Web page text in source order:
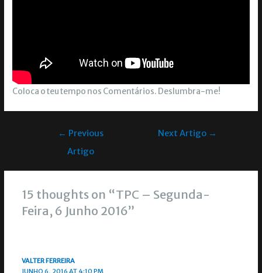
Coloca o teu tempo nos Comentários. Deslumbra-me!
← Previous
Artigo
Next Artigo →
15 thoughts on “TPC – Segunda-
Feira, 6 Junho 2016”
VALTER FERREIRA
JUNHO 6, 2016 AT 4:10 PM